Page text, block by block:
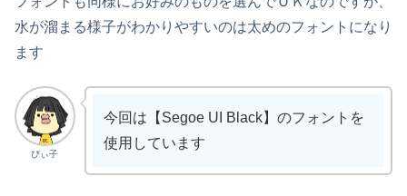
水が溜まる様子がわかりやすいのは太めのフォントになり
ます
ぴぃ子
今回は【Segoe UI Black】のフォントを
使用しています